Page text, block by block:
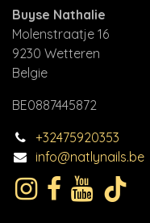
Buyse Nathalie
Molenstraatje 16
9230 Wetteren
Belgie
BE0887445872
+32475920353
info@natlynails.be